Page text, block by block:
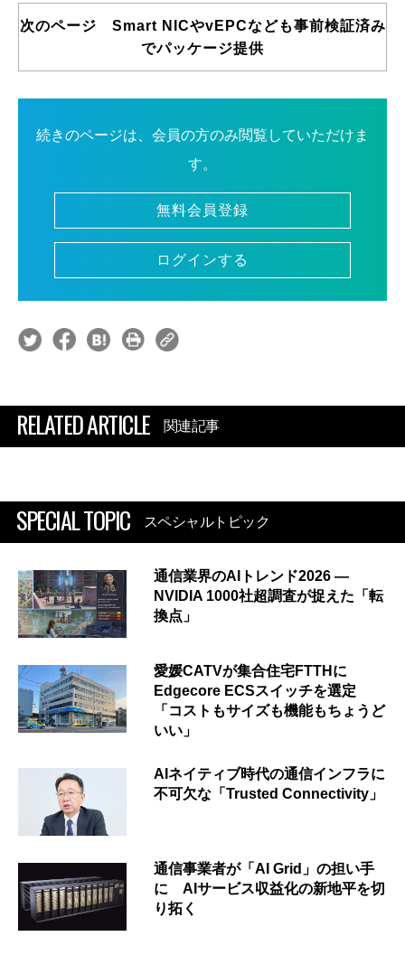
次のページ Smart NICやvEPCなども事前検証済み
でパッケージ提供
続きのページは、会員の方のみ閲覧していただけま
す。
無料会員登録
ログインする
RELATED ARTICLE 関連記事
SPECIAL TOPIC スペシャルトピック
通信業界のAIトレンド2026 ―
NVIDIA 1000社超調査が捉えた「転
換点」
愛媛CATVが集合住宅FTTHに
Edgecore ECSスイッチを選定
「コストもサイズも機能もちょうど
いい」
AIネイティブ時代の通信インフラに
不可欠な「Trusted Connectivity」
通信事業者が「AI Grid」の担い手
に AIサービス収益化の新地平を切
り拓く